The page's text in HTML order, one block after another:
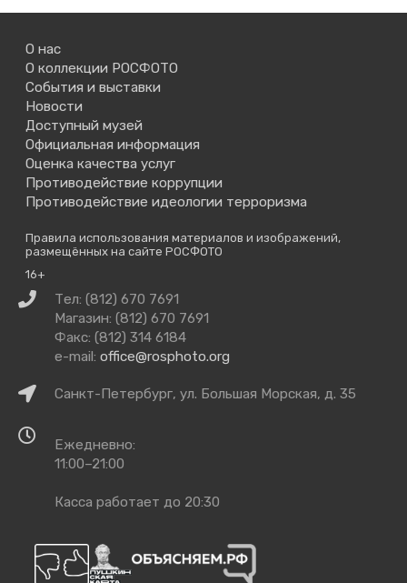
О нас
О коллекции РОСФОТО
События и выставки
Новости
Доступный музей
Официальная информация
Оценка качества услуг
Противодействие коррупции
Противодействие идеологии терроризма
Правила использования материалов и изображений,
размещённых на сайте РОСФОТО
16+
Связаться
нами
Тел: (812) 670 7691
Магазин: (812) 670 7691
Факс: (812) 314 6184
e-mail: office@rosphoto.org
КакСанкт-Петербург, ул. Большая Морская, д. 35
работы
Ежедневно:
11:00–21:00
Касса работает до 20:30